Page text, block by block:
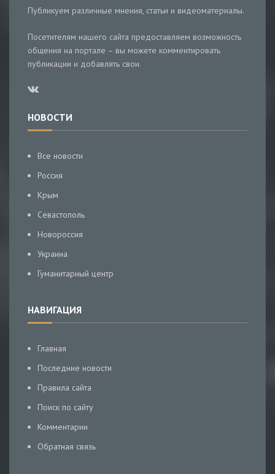
Публикуем различные мнения, статьи и видеоматериалы.
Посетителям нашего сайта предоставляем возможность
общения на портале – вы можете комментировать
публикации и добавлять свои.
НОВОСТИ
Все новости
Россия
Крым
Севастополь
Новороссия
Украина
Гуманитарный центр
НАВИГАЦИЯ
Главная
Последние новости
Правила сайта
Поиск по сайту
Комментарии
Обратная связь